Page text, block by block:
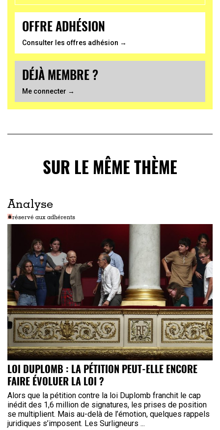
OFFRE ADHÉSION
Consulter les offres adhésion →
DÉJÀ MEMBRE ?
Me connecter →
SUR LE MÊME THÈME
Analyse
réservé aux adhérents
LOI DUPLOMB : LA PÉTITION PEUT-ELLE ENCORE
FAIRE ÉVOLUER LA LOI ?
Alors que la pétition contre la loi Duplomb franchit le cap
inédit des 1,6 million de signatures, les prises de position
se multiplient. Mais au-delà de l’émotion, quelques rappels
juridiques s’imposent. Les Surligneurs ...